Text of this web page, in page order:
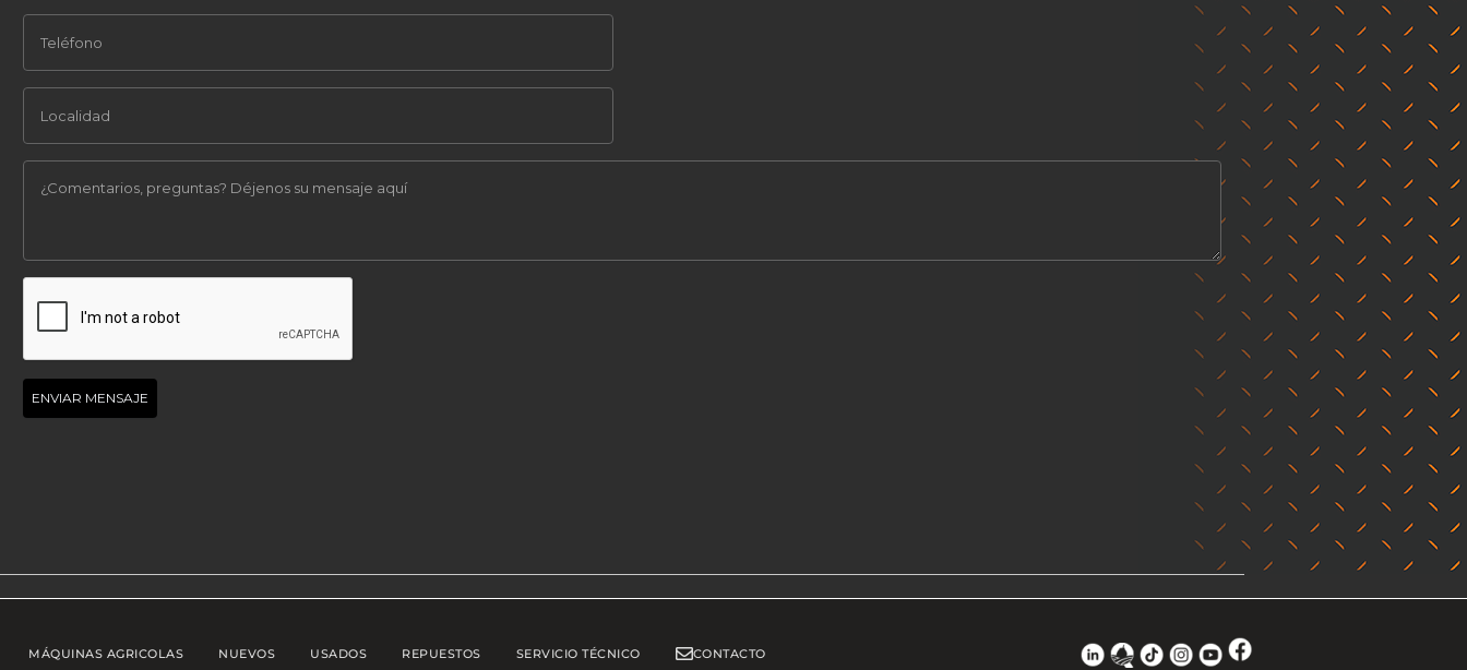
MÁQUINAS AGRICOLAS NUEVOS USADOS REPUESTOS SERVICIO TÉCNICO CONTACTO